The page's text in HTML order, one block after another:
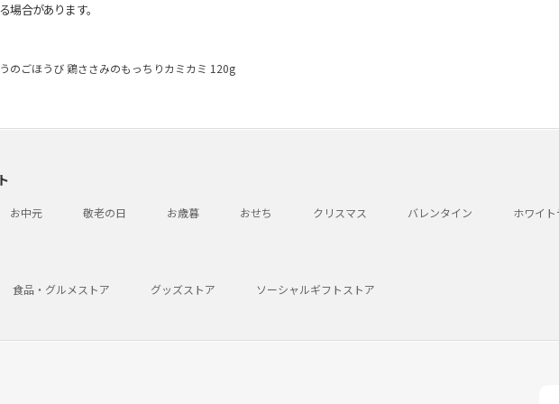
合があります。
のごほうび 鶏ささみのもっちりカミカミ 120g
お中元 敬老の日 お歳暮 おせち クリスマス バレンタイン ホワイ
食品・グルメストア グッズストア ソーシャルギフトストア